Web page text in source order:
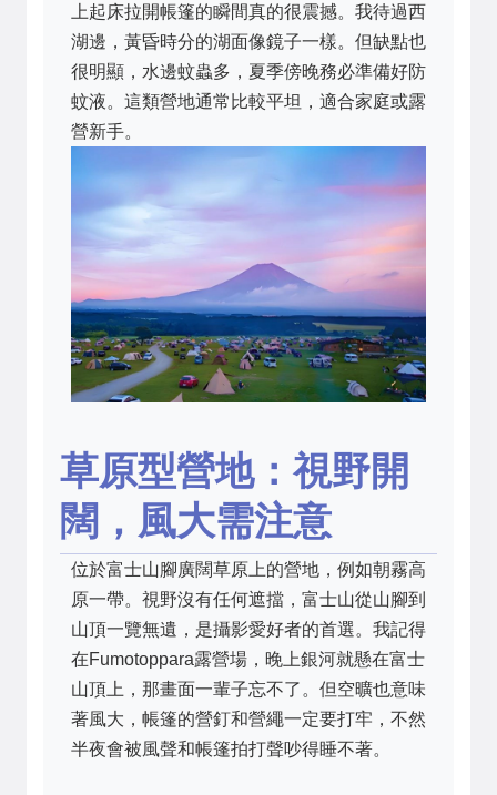
上起床拉開帳篷的瞬間真的很震撼。我待過西
湖邊，黃昏時分的湖面像鏡子一樣。但缺點也
很明顯，水邊蚊蟲多，夏季傍晚務必準備好防
蚊液。這類營地通常比較平坦，適合家庭或露
營新手。
草原型營地：視野開
闊，風大需注意
位於富士山腳廣闊草原上的營地，例如朝霧高
原一帶。視野沒有任何遮擋，富士山從山腳到
山頂一覽無遺，是攝影愛好者的首選。我記得
在Fumotoppara露營場，晚上銀河就懸在富士
山頂上，那畫面一輩子忘不了。但空曠也意味
著風大，帳篷的營釘和營繩一定要打牢，不然
半夜會被風聲和帳篷拍打聲吵得睡不著。